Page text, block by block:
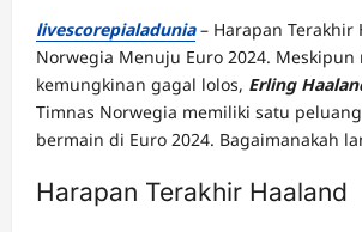
livescorepialadunia– Harapan Terakhir
Norwegia Menuju Euro 2024.
kemungkinan gagal lolos, Erling
Timnas Norwegia memiliki satu
bermain di Euro 2024. Bagaimanakah
Harapan Terakhir Haaland